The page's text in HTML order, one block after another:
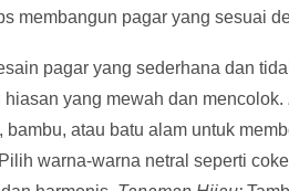
membangun pagar yang sesuai
pagar yang sederhana dan
yang mewah dan mencolok.
atau batu alam untuk
Pilih warna-warna netral seperti